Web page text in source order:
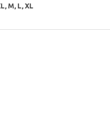
M, L, XL